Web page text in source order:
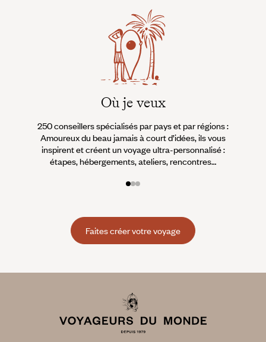
Où je veux
250 conseillers spécialisés par pays et par régions :
Amoureux du beau jamais à court d’idées, ils vous
inspirent et créent un voyage ultra-personnalisé :
étapes, hébergements, ateliers, rencontres…
Faites créer votre voyage